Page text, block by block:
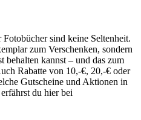
sind keine Seltenheit.
zum Verschenken, sondern
behalten kannst – und das zum
Rabatte von 10,-€, 20,-€ oder
Gutscheine und Aktionen in
du hier bei